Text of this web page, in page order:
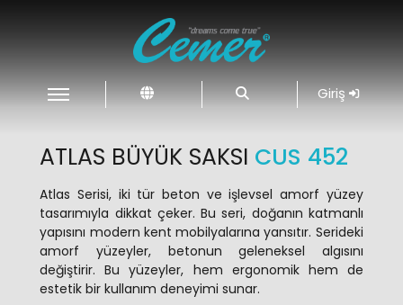
Giriş
ATLAS BÜYÜK SAKSI CUS 452
Atlas Serisi, iki tür beton ve işlevsel amorf yüzey
tasarımıyla dikkat çeker. Bu seri, doğanın katmanlı
yapısını modern kent mobilyalarına yansıtır. Serideki
amorf yüzeyler, betonun geleneksel algısını
değiştirir. Bu yüzeyler, hem ergonomik hem de
estetik bir kullanım deneyimi sunar.